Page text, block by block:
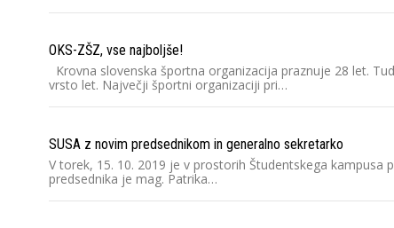
OKS-ZŠZ, vse najboljše!
Krovna slovenska športna organizacija praznuje 28 let.
vrsto let. Največji športni organizaciji pri…
SUSA z novim predsednikom in generalno sekretarko
V torek, 15. 10. 2019 je v prostorih Študentskega kampusa
predsednika je mag. Patrika…